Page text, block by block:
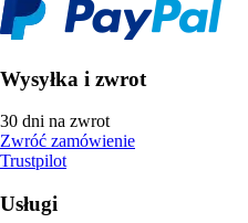
Wysyłka i zwrot
30 dni na zwrot
Zwróć zamówienie
Trustpilot
Usługi